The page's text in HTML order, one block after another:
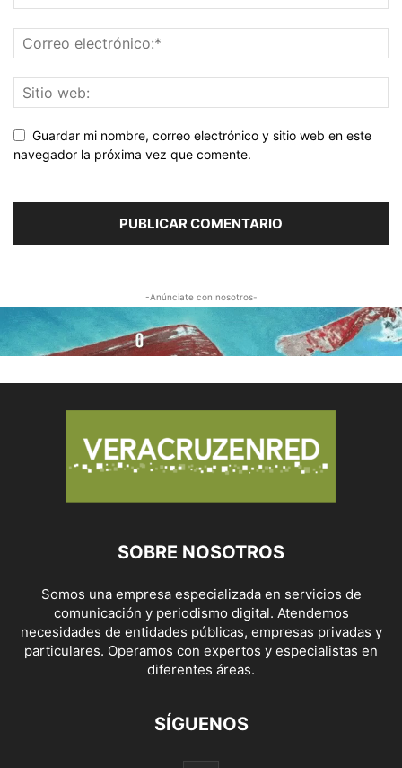
Guardar mi nombre, correo electrónico y sitio web en este
navegador la próxima vez que comente.
-Anúnciate con nosotros-
SOBRE NOSOTROS
Somos una empresa especializada en servicios de
comunicación y periodismo digital. Atendemos
necesidades de entidades públicas, empresas privadas y
particulares. Operamos con expertos y especialistas en
diferentes áreas.
SÍGUENOS